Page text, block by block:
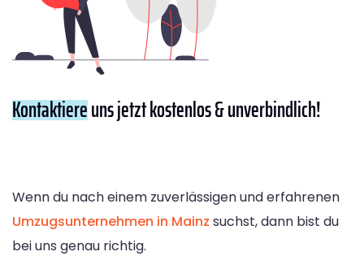
Kontaktiereuns jetzt kostenlos & unverbindlich!
Wenn du nach einem zuverlässigen und erfahrenen
Umzugsunternehmen in Mainz suchst, dann bist du
bei uns genau richtig.